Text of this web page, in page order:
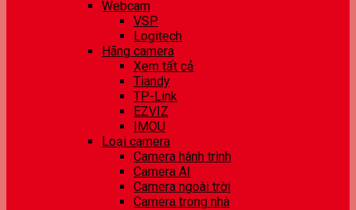
Webcam
VSP
Logitech
Hãng camera
Xem tất cả
Tiandy
TP-Link
EZVIZ
IMOU
Loại camera
Camera hành trình
Camera AI
Camera ngoài trời
Camera trong nhà